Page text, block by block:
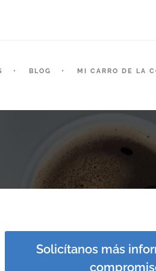
BLOG MI CARRO DE LA
Solicítanos más